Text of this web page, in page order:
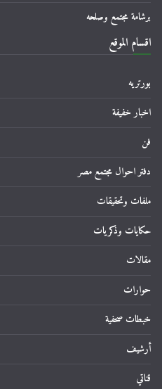
برشامة مجتمع وصلحه
اقسام الموقع
بورتريه
اخبار خفيفة
فن
دفتر احوال مجتمع مصر
ملفات وتحقيقات
حكايات وذكريات
مقالات
حوارات
خبطات صحفية
أرشيف
قناتي